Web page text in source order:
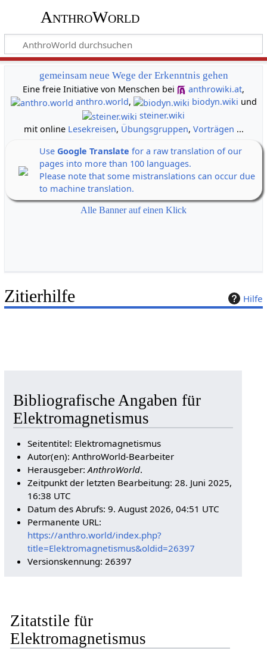
AnthroWorld
gemeinsam neue Wege der Erkenntnis gehen
Eine freie Initiative von Menschen bei
anthrowiki.at,
anthro.world, biodyn.wiki und
steiner.wiki
mit online Lesekreisen, Übungsgruppen, Vorträgen ...
Use Google Translate for a raw translation of our
pages into more than 100 languages.
Please note that some mistranslations can occur due
to machine translation.
Alle Banner auf einen Klick
Hilfe
Zitierhilfe
Bibliografische Angaben für
Elektromagnetismus
Seitentitel: Elektromagnetismus
Autor(en): AnthroWorld-Bearbeiter
Herausgeber:AnthroWorld.
Zeitpunkt der letzten Bearbeitung: 28. Juni 2025,
16:38 UTC
Datum des Abrufs: 9. August 2026, 04:51 UTC
Permanente URL:
https://anthro.world/index.php?
title=Elektromagnetismus&oldid=26397
Versionskennung: 26397
Zitatstile für
Elektromagnetismus